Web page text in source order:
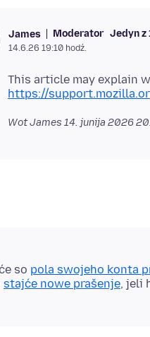
James Moderator Jedyn z
14.6.26 19:10 hodź.
This article may explain
https://
Wot James 14. junija 2026
so pola swojeho konta
stajće nowe prašenje, jeli